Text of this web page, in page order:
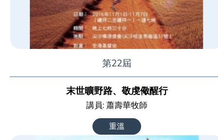
第22屆
末世曠野路、敬虔儆醒行
講員: 蕭壽華牧師
重溫